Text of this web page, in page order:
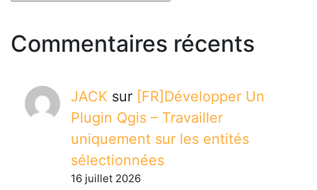
Commentaires récents
JACK sur [FR]Développer Un
Plugin Qgis – Travailler
uniquement sur les entités
sélectionnées
16 juillet 2026